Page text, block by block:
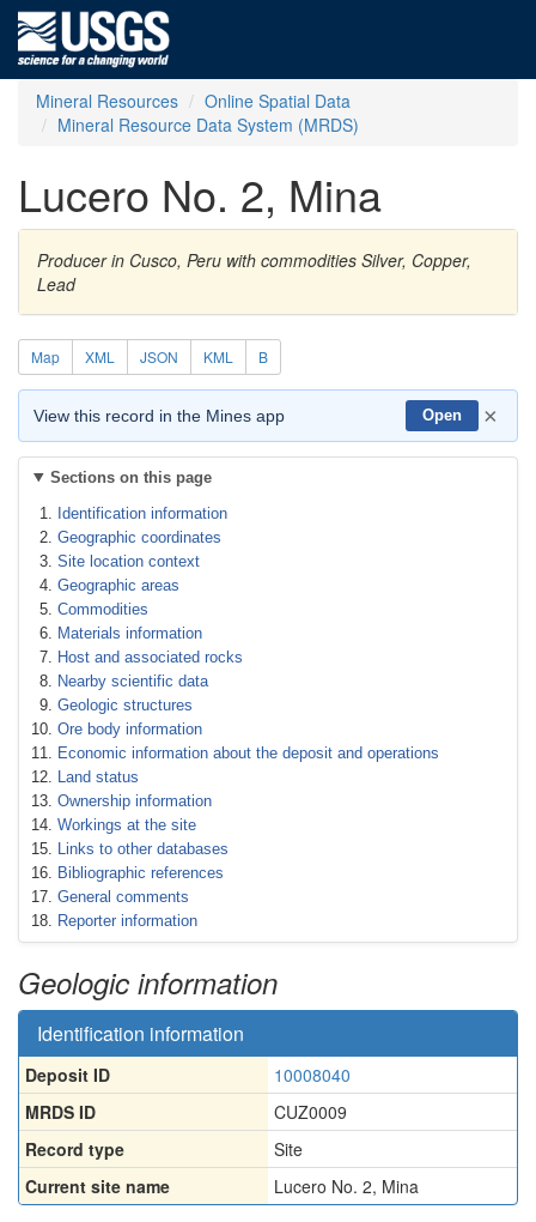
Mineral Resources
Online Spatial Data
Mineral Resource Data System (MRDS)
Lucero No. 2, Mina
Producer in Cusco, Peru with commodities Silver, Copper,
Lead
Map XML JSON KML B
View this record in the Mines app Open ×
Sections on this page
Identification information
Geographic coordinates
Site location context
Geographic areas
Commodities
Materials information
Host and associated rocks
Nearby scientific data
Geologic structures
Ore body information
Economic information about the deposit and operations
Land status
Ownership information
Workings at the site
Links to other databases
Bibliographic references
General comments
Reporter information
Geologic information
Identification information
Deposit ID
10008040
MRDS ID
CUZ0009
Record type
Site
Current site name
Lucero No. 2, Mina